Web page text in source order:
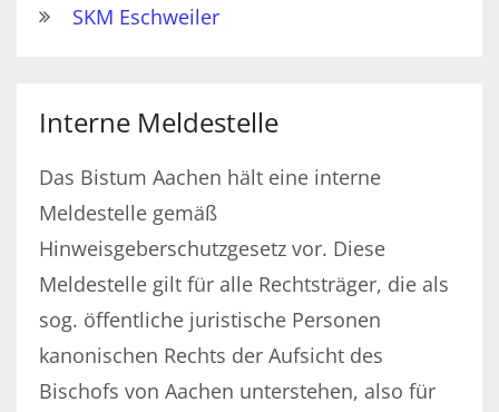
SKM Eschweiler
Interne Meldestelle
Das Bistum Aachen hält eine interne
Meldestelle gemäß
Hinweisgeberschutzgesetz vor. Diese
Meldestelle gilt für alle Rechtsträger, die als
sog. öffentliche juristische Personen
kanonischen Rechts der Aufsicht des
Bischofs von Aachen unterstehen, also für